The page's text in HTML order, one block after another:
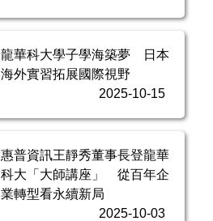
龍華科大學子學海築夢 日本
海外實習拓展國際視野
2025-10-15
惠普資訊王靜秀董事長登龍華
科大「大師講座」 從百年企
業轉型看永續新局
2025-10-03